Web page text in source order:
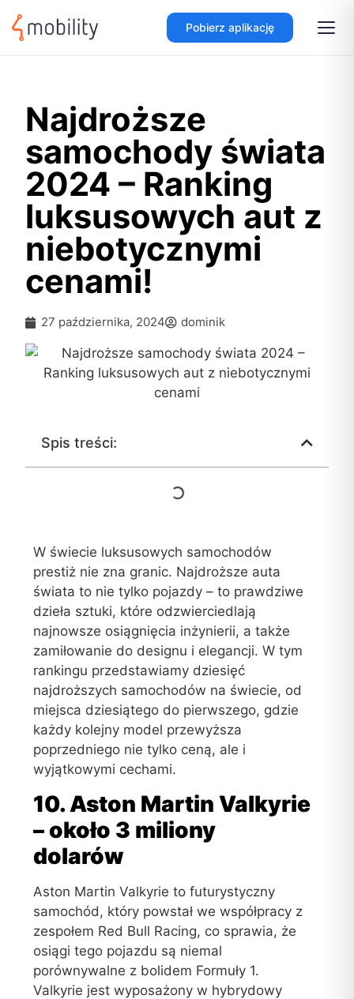
Pobierz aplikację
Najdroższe
samochody świata
2024 – Ranking
luksusowych aut z
niebotycznymi
cenami!
27 października, 2024 dominik
Spis treści:
W świecie luksusowych samochodów
prestiż nie zna granic. Najdroższe auta
świata to nie tylko pojazdy – to prawdziwe
dzieła sztuki, które odzwierciedlają
najnowsze osiągnięcia inżynierii, a także
zamiłowanie do designu i elegancji. W tym
rankingu przedstawiamy dziesięć
najdroższych samochodów na świecie, od
miejsca dziesiątego do pierwszego, gdzie
każdy kolejny model przewyższa
poprzedniego nie tylko ceną, ale i
wyjątkowymi cechami.
10. Aston Martin Valkyrie
– około 3 miliony
dolarów
Aston Martin Valkyrie to futurystyczny
samochód, który powstał we współpracy z
zespołem Red Bull Racing, co sprawia, że
osiągi tego pojazdu są niemal
porównywalne z bolidem Formuły 1.
Valkyrie jest wyposażony w hybrydowy